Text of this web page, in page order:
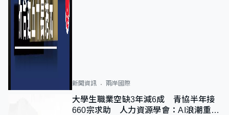
新聞資訊 兩岸國際
大學生職業空缺3年減6成 青協半年接
660宗求助 人力資源學會：AI浪潮重整